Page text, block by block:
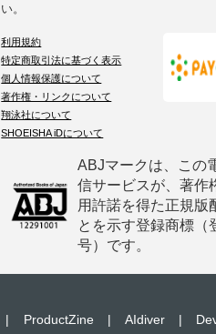
い。
利用規約
特定商取引法に基づく表示
個人情報保護について
著作権・リンクについて
翔泳社について
SHOEISHA iDについて
ABJマークは、この
信サービスが、著作
用許諾を得た正規版
とを示す登録商標（
号）です。
| ProductZine | AIdiver |